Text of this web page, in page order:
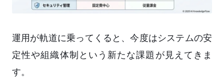
運用が軌道に乗ってくると、今度はシステムの安
定性や組織体制という新たな課題が見えてきま
す。